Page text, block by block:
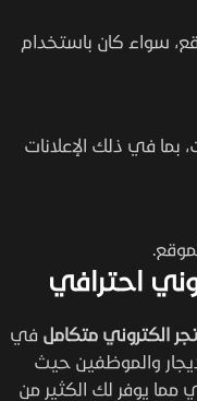
سواء كان باستخدام
بما في ذلك الإعلانات
احترافي
الكتروني متكامل في
والموظفين حيث
يوفر لك الكثير من